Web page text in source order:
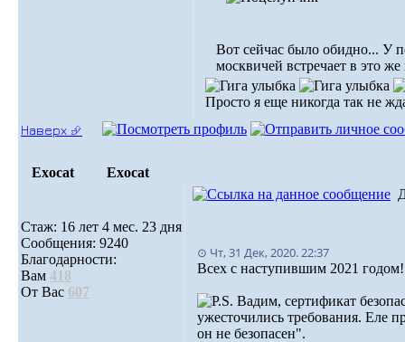
Вот сейчас было обидно... У
москвичей встречает в это
Просто я еще никогда так не
Наверх ⮵
Exocat Exocat
Стаж: 16 лет 4 мес. 23 дня
Сообщения: 9240
Благодарности:
Вам 418
От Вас 607
⊙ Чт, 31 Дек, 2020. 22:37
Всех с наступившим 2021 годом!
Вадим, сертификат
ужесточились требования. Еле
он не безопасен".